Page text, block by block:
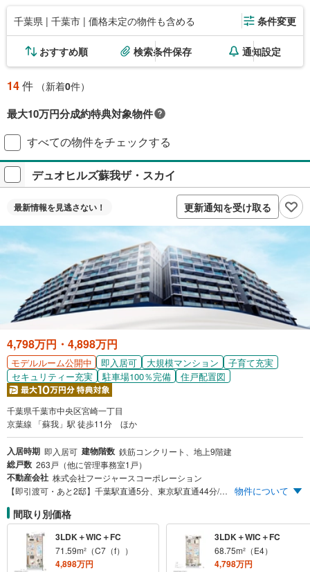
千葉県 | 千葉市 | 価格未定の物件も含める 条件変更
おすすめ順 検索条件保存 通知設定
14件 （新着0件）
最大10万円分成約特典対象物件
対象の新築マンションご成約で最大10万円相当のPayPayポイント※もら
える！毎月先着2,000名様（成約報告順）ご成約後に契約書アップロード
＋アンケート回答が必要です。
プレゼントの詳細を見る
すべての物件をチェックする
デュオヒルズ蘇我ザ・スカイ
最新情報を見逃さない！ 更新通知を受け取る
4,798万円・4,898万円
モデルルーム公開中 即入居可 大規模マンション
子育て充実
セキュリティー充実
駐車場100％完備 住戸配置図
千葉県千葉市中央区宮崎一丁目
京葉線 「蘇我」駅 徒歩11分 ほか
入居時期 即入居可 建物階数 鉄筋コンクリート、地上9階建
総戸数 263戸（他に管理事務室1戸）
不動産会社 株式会社フージャースコーポレーション
【即引渡可・あと2邸】千葉駅直通5分、東京駅直通44分/軽快アクセス×生活利便×開放感と陽光にあふれた丘の上/閑静な住宅街に全263邸 丘の上、空と暮らす。京葉線始発駅「蘇我」駅11分、敷地約1.6万m²・全263邸のビッグプロジェクト、始動。2駅4路線利用可、東京直通44分。徒歩圏の生活利便が魅力の住宅地。多彩な暮らしを叶えるオリジナルプランを多数ご用意。
物件について
間取り別価格
3LDK＋WIC＋FC
71.59m²（C7（f））
4,898万円
3LDK＋WIC＋FC
68.75m²（E4）
4,798万円